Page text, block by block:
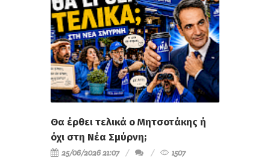
Θα έρθει τελικά ο Μητσοτάκης ή
όχι στη Νέα Σμύρνη;
25/06/2026 21:07 1507